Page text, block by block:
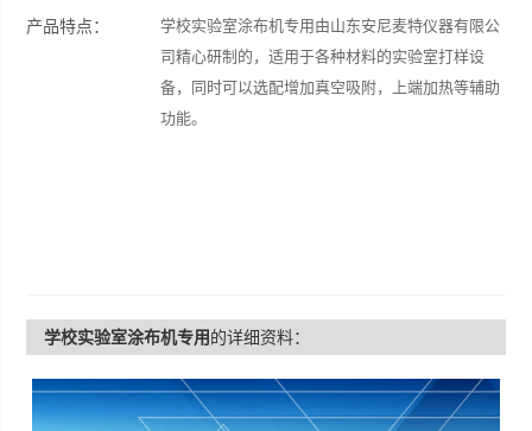
产品特点：
学校实验室涂布机专用由山东安尼麦特仪器有限公
司精心研制的，适用于各种材料的实验室打样设
备，同时可以选配增加真空吸附，上端加热等辅助
功能。
学校实验室涂布机专用的详细资料：